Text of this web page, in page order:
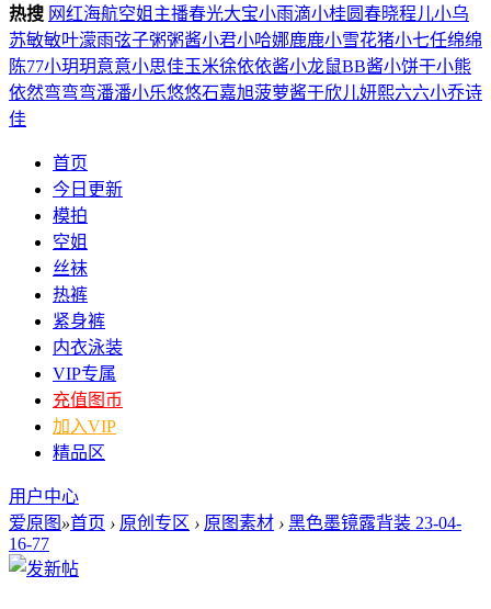
热搜 网红海航空姐 主播春光大宝小雨滴小桂圆春晓程儿小乌
苏敏敏叶濛雨弦子粥粥酱小君小哈娜鹿鹿小雪花猪小七任绵绵
陈77小玥玥意意小思佳玉米徐依依酱小龙鼠BB酱小饼干小熊
依然弯弯弯潘潘小乐悠悠石嘉旭菠萝酱于欣儿妍熙六六小乔诗
佳
首页
今日更新
模拍
空姐
丝袜
热裤
紧身裤
内衣泳装
VIP专属
充值图币
加入VIP
精品区
用户中心
爱原图 »首页 › 原创专区 › 原图素材 › 黑色墨镜露背装 23-04-
16-77